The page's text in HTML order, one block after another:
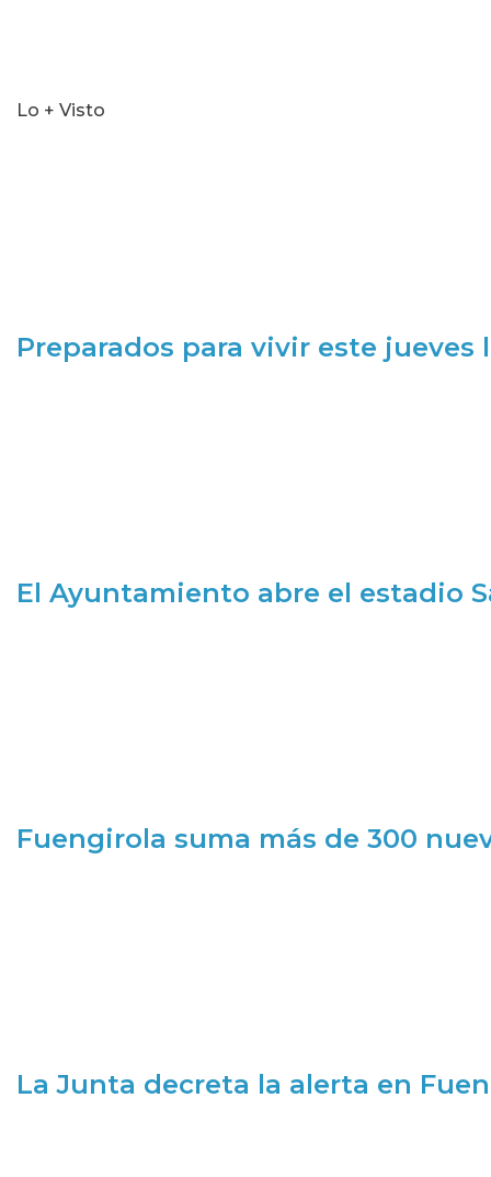
Lo + Visto
Preparados para vivir este jueves
El Ayuntamiento abre el estadio
Fuengirola suma más de 300
La Junta decreta la alerta en